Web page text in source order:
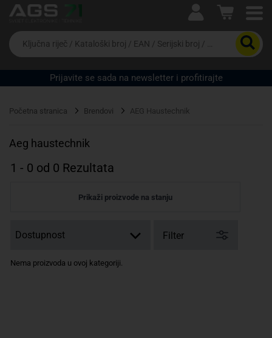
Ova postavka prilagođava asortiman proizvoda i
cijene vašim potrebama.
Da
biste
potražili
proizvod,
unesite
riječ,
EAN
serijski
Prijavite se sada na newsletter i profitirajte
Početna stranica Brendovi AEG Haustechnik
Aeg haustechnik
1 - 0 od 0 Rezultata
Prikaži proizvode na stanju
Filter
Nema proizvoda u ovoj kategoriji.